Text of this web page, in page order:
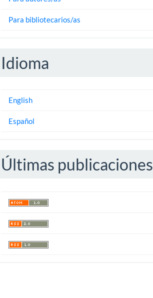
Para bibliotecarios/as
Idioma
English
Español
Últimas publicaciones